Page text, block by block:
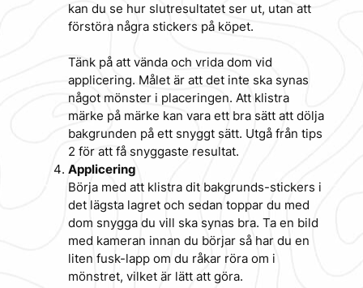
kan du se hur slutresultatet ser ut, utan att
förstöra några stickers på köpet.
Tänk på att vända och vrida dom vid
applicering. Målet är att det inte ska synas
något mönster i placeringen. Att klistra
märke på märke kan vara ett bra sätt att dölja
bakgrunden på ett snyggt sätt. Utgå från tips
2 för att få snyggaste resultat.
Applicering
Börja med att klistra dit bakgrunds-stickers i
det lägsta lagret och sedan toppar du med
dom snygga du vill ska synas bra. Ta en bild
med kameran innan du börjar så har du en
liten fusk-lapp om du råkar röra om i
mönstret, vilket är lätt att göra.